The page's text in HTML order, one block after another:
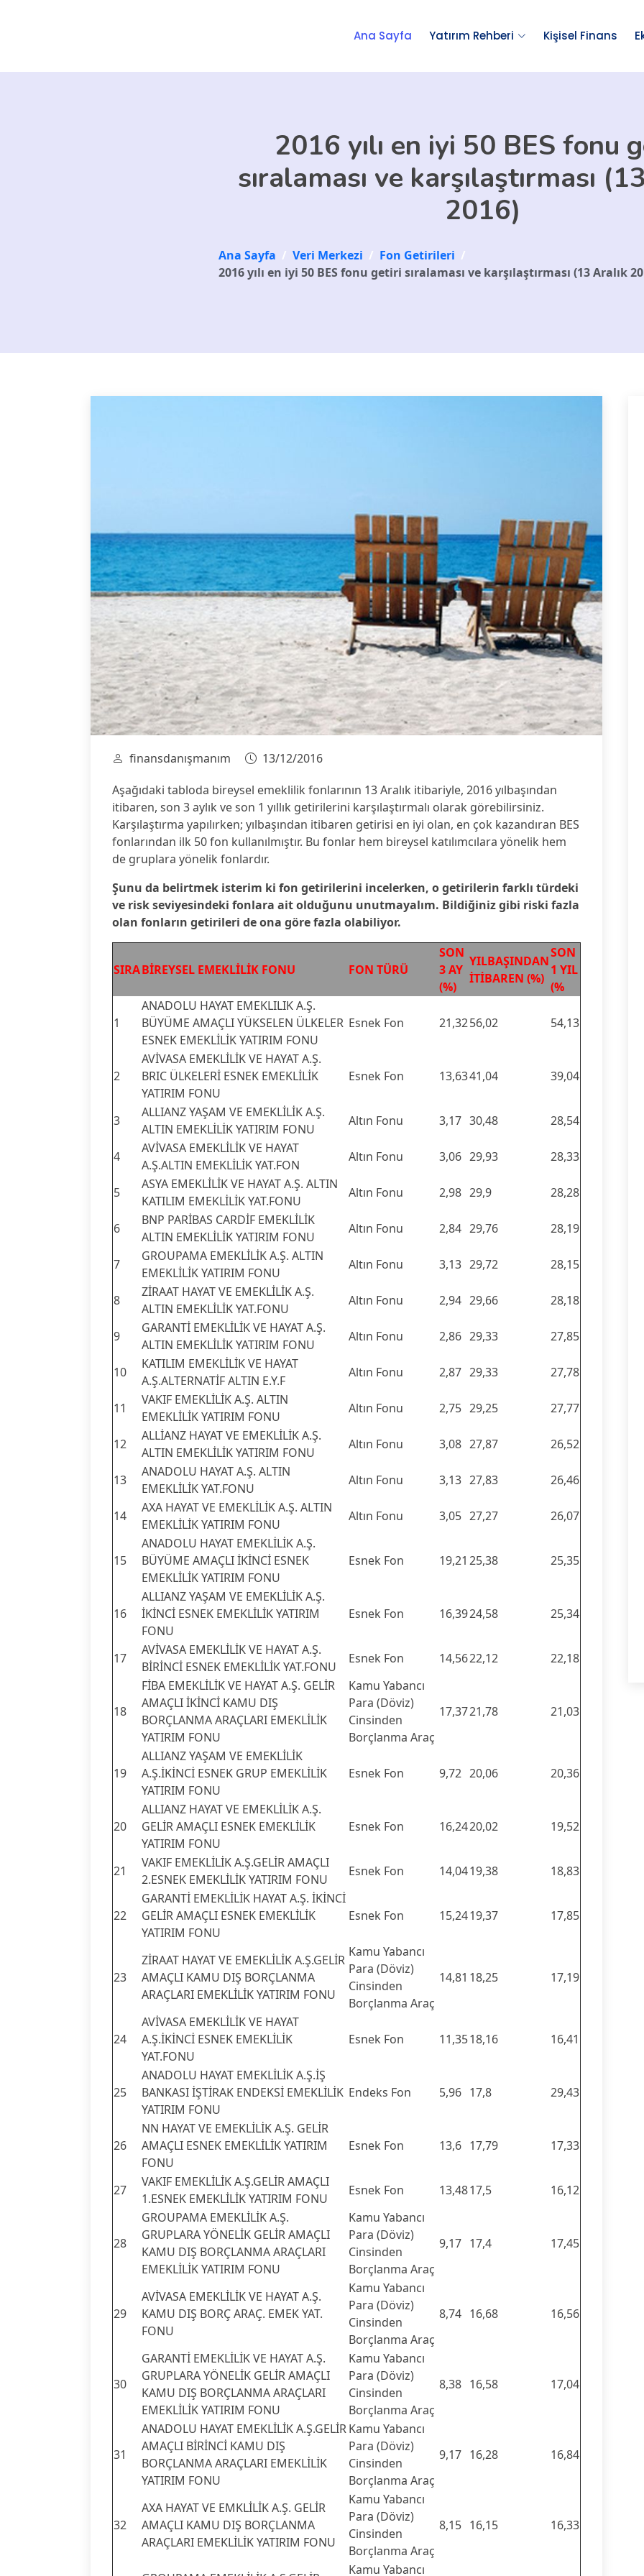
Ana Sayfa Yatırım Rehberi Kişisel Finans
2016 yılı en iyi 50 BES fonu
sıralaması ve karşılaştırması
2016)
Ana Sayfa / Veri Merkezi / Fon Getirileri /
2016 yılı en iyi 50 BES fonu getiri sıralaması ve karşılaştırması (13 Aralık
finansdanışmanım
13/12/2016
Aşağıdaki tabloda bireysel emeklilik fonlarının 13 Aralık itibariyle, 2016 yılbaşından
itibaren, son 3 aylık ve son 1 yıllık getirilerini karşılaştırmalı olarak görebilirsiniz.
Karşılaştırma yapılırken; yılbaşından itibaren getirisi en iyi olan, en çok kazandıran BES
fonlarından ilk 50 fon kullanılmıştır. Bu fonlar hem bireysel katılımcılara yönelik hem
de gruplara yönelik fonlardır.
Şunu da belirtmek isterim ki fon getirilerini incelerken, o getirilerin farklı türdeki
ve risk seviyesindeki fonlara ait olduğunu unutmayalım. Bildiğiniz gibi riski fazla
olan fonların getirileri de ona göre fazla olabiliyor.
SIRABİREYSEL EMEKLİLİK FONU FON TÜRÜ
SON
3 AY
(%)
YILBAŞINDAN
İTİBAREN (%)
SON
1 YIL
(%
1
ANADOLU HAYAT EMEKLILIK A.Ş.
BÜYÜME AMAÇLI YÜKSELEN ÜLKELER
ESNEK EMEKLİLİK YATIRIM FONU
Esnek Fon 21,3256,02 54,13
2
AVİVASA EMEKLİLİK VE HAYAT A.Ş.
BRIC ÜLKELERİ ESNEK EMEKLİLİK
YATIRIM FONU
Esnek Fon 13,6341,04 39,04
3
ALLIANZ YAŞAM VE EMEKLİLİK A.Ş.
ALTIN EMEKLİLİK YATIRIM FONU
Altın Fonu 3,17 30,48 28,54
4
AVİVASA EMEKLİLİK VE HAYAT
A.Ş.ALTIN EMEKLİLİK YAT.FON
Altın Fonu 3,06 29,93 28,33
5
ASYA EMEKLİLİK VE HAYAT A.Ş. ALTIN
KATILIM EMEKLİLİK YAT.FONU
Altın Fonu 2,98 29,9 28,28
6
BNP PARİBAS CARDİF EMEKLİLİK
ALTIN EMEKLİLİK YATIRIM FONU
Altın Fonu 2,84 29,76 28,19
7
GROUPAMA EMEKLİLİK A.Ş. ALTIN
EMEKLİLİK YATIRIM FONU
Altın Fonu 3,13 29,72 28,15
8
ZİRAAT HAYAT VE EMEKLİLİK A.Ş.
ALTIN EMEKLİLİK YAT.FONU
Altın Fonu 2,94 29,66 28,18
9
GARANTİ EMEKLİLİK VE HAYAT A.Ş.
ALTIN EMEKLİLİK YATIRIM FONU
Altın Fonu 2,86 29,33 27,85
10
KATILIM EMEKLİLİK VE HAYAT
A.Ş.ALTERNATİF ALTIN E.Y.F
Altın Fonu 2,87 29,33 27,78
11
VAKIF EMEKLİLİK A.Ş. ALTIN
EMEKLİLİK YATIRIM FONU
Altın Fonu 2,75 29,25 27,77
12
ALLİANZ HAYAT VE EMEKLİLİK A.Ş.
ALTIN EMEKLİLİK YATIRIM FONU
Altın Fonu 3,08 27,87 26,52
13
ANADOLU HAYAT A.Ş. ALTIN
EMEKLİLİK YAT.FONU
Altın Fonu 3,13 27,83 26,46
14
AXA HAYAT VE EMEKLİLİK A.Ş. ALTIN
EMEKLİLİK YATIRIM FONU
Altın Fonu 3,05 27,27 26,07
15
ANADOLU HAYAT EMEKLİLİK A.Ş.
BÜYÜME AMAÇLI İKİNCİ ESNEK
EMEKLİLİK YATIRIM FONU
Esnek Fon 19,21 25,38 25,35
16
ALLIANZ YAŞAM VE EMEKLİLİK A.Ş.
İKİNCİ ESNEK EMEKLİLİK YATIRIM
FONU
Esnek Fon 16,3924,58 25,34
17
AVİVASA EMEKLİLİK VE HAYAT A.Ş.
BİRİNCİ ESNEK EMEKLİLİK YAT.FONU
Esnek Fon 14,5622,12 22,18
18
FİBA EMEKLİLİK VE HAYAT A.Ş. GELİR
AMAÇLI İKİNCİ KAMU DIŞ
BORÇLANMA ARAÇLARI EMEKLİLİK
YATIRIM FONU
Kamu Yabancı
Para (Döviz)
Cinsinden
Borçlanma Araç
17,3721,78 21,03
19
ALLIANZ YAŞAM VE EMEKLİLİK
A.Ş.İKİNCİ ESNEK GRUP EMEKLİLİK
YATIRIM FONU
Esnek Fon 9,72 20,06 20,36
20
ALLIANZ HAYAT VE EMEKLİLİK A.Ş.
GELİR AMAÇLI ESNEK EMEKLİLİK
YATIRIM FONU
Esnek Fon 16,2420,02 19,52
21
VAKIF EMEKLİLİK A.Ş.GELİR AMAÇLI
2.ESNEK EMEKLİLİK YATIRIM FONU
Esnek Fon 14,0419,38 18,83
22
GARANTİ EMEKLİLİK HAYAT A.Ş. İKİNCİ
GELİR AMAÇLI ESNEK EMEKLİLİK
YATIRIM FONU
Esnek Fon 15,2419,37 17,85
23
ZİRAAT HAYAT VE EMEKLİLİK A.Ş.GELİR
AMAÇLI KAMU DIŞ BORÇLANMA
ARAÇLARI EMEKLİLİK YATIRIM FONU
Kamu Yabancı
Para (Döviz)
Cinsinden
Borçlanma Araç
14,81 18,25 17,19
24
AVİVASA EMEKLİLİK VE HAYAT
A.Ş.İKİNCİ ESNEK EMEKLİLİK
YAT.FONU
Esnek Fon 11,3518,16 16,41
25
ANADOLU HAYAT EMEKLİLİK A.Ş.İŞ
BANKASI İŞTİRAK ENDEKSİ EMEKLİLİK
YATIRIM FONU
Endeks Fon 5,96 17,8 29,43
26
NN HAYAT VE EMEKLİLİK A.Ş. GELİR
AMAÇLI ESNEK EMEKLİLİK YATIRIM
FONU
Esnek Fon 13,6 17,79 17,33
27
VAKIF EMEKLİLİK A.Ş.GELİR AMAÇLI
1.ESNEK EMEKLİLİK YATIRIM FONU
Esnek Fon 13,4817,5 16,12
28
GROUPAMA EMEKLİLİK A.Ş.
GRUPLARA YÖNELİK GELİR AMAÇLI
KAMU DIŞ BORÇLANMA ARAÇLARI
EMEKLİLİK YATIRIM FONU
Kamu Yabancı
Para (Döviz)
Cinsinden
Borçlanma Araç
9,17 17,4 17,45
29
AVİVASA EMEKLİLİK VE HAYAT A.Ş.
KAMU DIŞ BORÇ ARAÇ. EMEK YAT.
FONU
Kamu Yabancı
Para (Döviz)
Cinsinden
Borçlanma Araç
8,74 16,68 16,56
30
GARANTİ EMEKLİLİK VE HAYAT A.Ş.
GRUPLARA YÖNELİK GELİR AMAÇLI
KAMU DIŞ BORÇLANMA ARAÇLARI
EMEKLİLİK YATIRIM FONU
Kamu Yabancı
Para (Döviz)
Cinsinden
Borçlanma Araç
8,38 16,58 17,04
31
ANADOLU HAYAT EMEKLİLİK A.Ş.GELİR
AMAÇLI BİRİNCİ KAMU DIŞ
BORÇLANMA ARAÇLARI EMEKLİLİK
YATIRIM FONU
Kamu Yabancı
Para (Döviz)
Cinsinden
Borçlanma Araç
9,17 16,28 16,84
32
AXA HAYAT VE EMKLİLİK A.Ş. GELİR
AMAÇLI KAMU DIŞ BORÇLANMA
ARAÇLARI EMEKLİLİK YATIRIM FONU
Kamu Yabancı
Para (Döviz)
Cinsinden
Borçlanma Araç
8,15 16,15 16,33
Kamu Yabancı